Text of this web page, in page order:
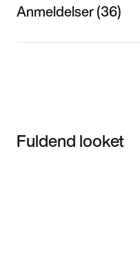
Anmeldelser (36)
Fuldend looket